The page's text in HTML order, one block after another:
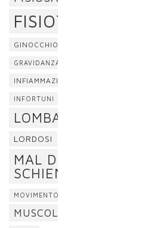
FISIOTERAPIA
GINOCCHIO
GRAVIDANZA
INFIAMMAZIONE
INFORTUNI
LOMBALGIA
LORDOSI
MAL DI
SCHIENA
MOVIMENTO
MUSCOLI